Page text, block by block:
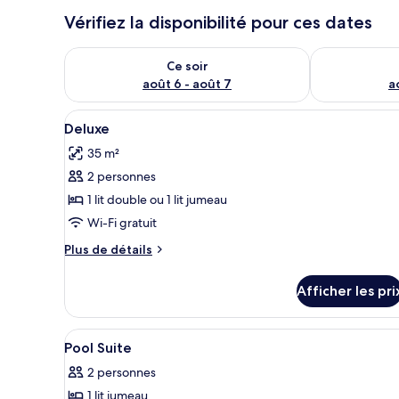
Vérifiez la disponibilité pour ces dates
Ce soir
août 6 - août 7
Vérifier la disponibilité pour ce soir août 6 - août 7
Vérifier la
Afficher
toutes
les
photos
pour
ce
type
de
Deluxe
Deluxe | Minibar, coffre-
8
Deluxe
35 m²
2 personnes
1 lit double ou 1 lit jumeau
Wi-Fi gratuit
Plus de détails
Plus
Deluxe
Afficher les
Afficher
toutes
les
Une chambre d’hôtel avec
2
Pool Suite
2 personnes
1 lit jumeau